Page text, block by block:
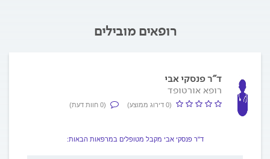
רופאים מובילים
ד"ר פנסקי אבי
רופא אורטופד
(0 דירוג ממוצע) (0 חוות דעת)
ד"ר פנסקי אבי מקבל מטופלים במרפאות הבאות: